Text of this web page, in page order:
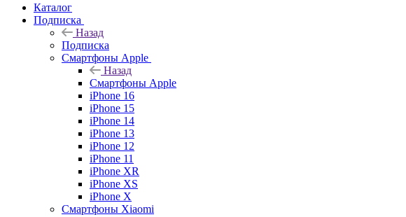
Каталог
Подписка
Назад
Подписка
Смартфоны Apple
Назад
Смартфоны Apple
iPhone 16
iPhone 15
iPhone 14
iPhone 13
iPhone 12
iPhone 11
iPhone XR
iPhone XS
iPhone X
Смартфоны Xiaomi